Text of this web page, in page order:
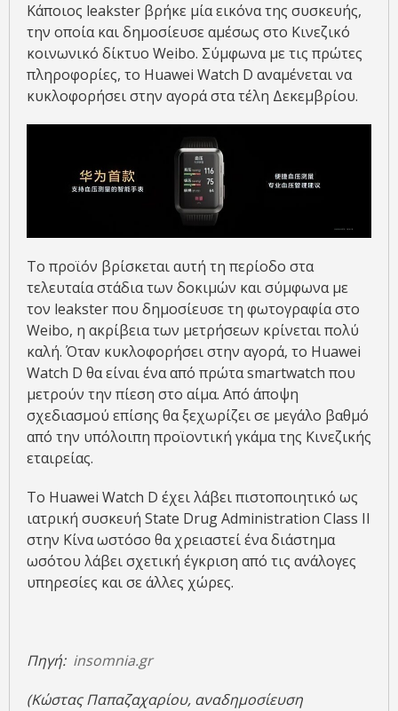
Κάποιος leakster βρήκε μία εικόνα της συσκευής,
την οποία και δημοσίευσε αμέσως στο Κινεζικό
κοινωνικό δίκτυο Weibo. Σύμφωνα με τις πρώτες
πληροφορίες, το Huawei Watch D αναμένεται να
κυκλοφορήσει στην αγορά στα τέλη Δεκεμβρίου.
Το προϊόν βρίσκεται αυτή τη περίοδο στα
τελευταία στάδια των δοκιμών και σύμφωνα με
τον leakster που δημοσίευσε τη φωτογραφία στο
Weibo, η ακρίβεια των μετρήσεων κρίνεται πολύ
καλή. Όταν κυκλοφορήσει στην αγορά, το Huawei
Watch D θα είναι ένα από πρώτα smartwatch που
μετρούν την πίεση στο αίμα. Από άποψη
σχεδιασμού επίσης θα ξεχωρίζει σε μεγάλο βαθμό
από την υπόλοιπη προϊοντική γκάμα της Κινεζικής
εταιρείας.
Το Huawei Watch D έχει λάβει πιστοποιητικό ως
ιατρική συσκευή State Drug Administration Class II
στην Κίνα ωστόσο θα χρειαστεί ένα διάστημα
ωσότου λάβει σχετική έγκριση από τις ανάλογες
υπηρεσίες και σε άλλες χώρες.
Πηγή: insomnia.gr
(Κώστας Παπαζαχαρίου, αναδημοσίευση